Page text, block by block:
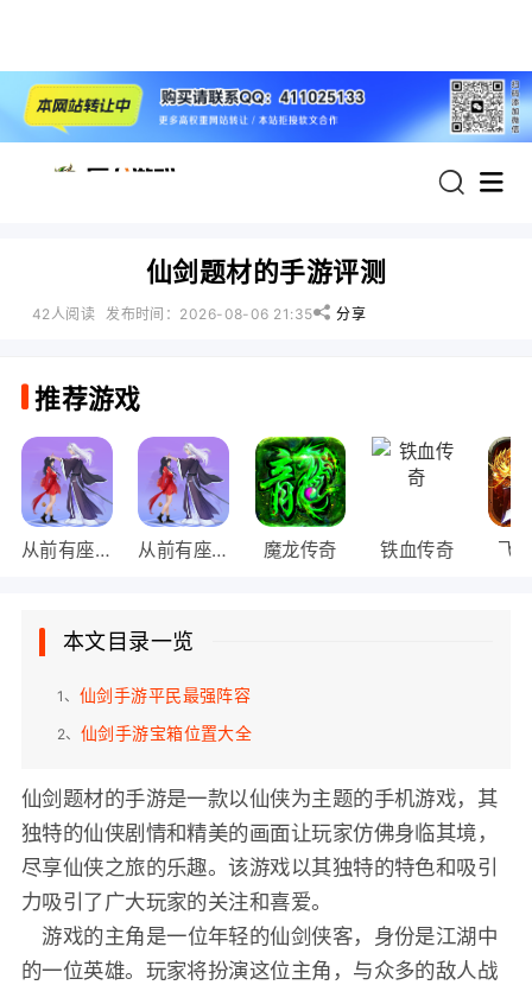
热门游戏：
仙剑题材的手游评测
42人阅读 发布时间：2026-08-06 21:35 分享
推荐游戏
从前有座山 从前有座山 魔龙传奇 铁血传奇 飞
本文目录一览
1、 仙剑手游平民最强阵容
2、 仙剑手游宝箱位置大全
仙剑题材的手游是一款以仙侠为主题的手机游戏，其
独特的仙侠剧情和精美的画面让玩家仿佛身临其境，
尽享仙侠之旅的乐趣。该游戏以其独特的特色和吸引
力吸引了广大玩家的关注和喜爱。
游戏的主角是一位年轻的仙剑侠客，身份是江湖中
的一位英雄。玩家将扮演这位主角，与众多的敌人战